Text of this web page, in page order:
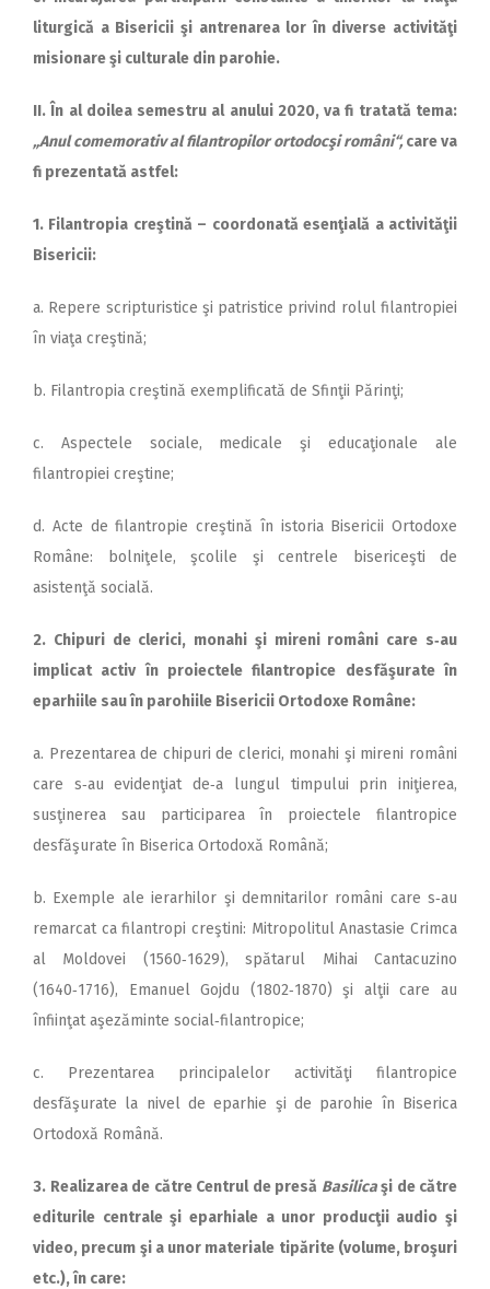
liturgică a Bisericii şi antrenarea lor în diverse activităţi
misionare şi culturale din parohie.
II. În al doilea semestru al anului 2020, va fi tratată tema:
„Anul comemorativ al filantropilor ortodocşi români“,care va
fi prezentată astfel:
1. Filantropia creştină – coor­donată esenţială a activităţii
Bisericii:
a. Repere scripturistice şi patristice privind rolul filantropiei
în viaţa creştină;
b. Filantropia creştină exemplificată de Sfinţii Părinţi;
c. Aspectele sociale, medicale şi educaţionale ale
filantropiei creştine;
d. Acte de filantropie creştină în istoria Bisericii Or­to­doxe
Române: bolniţele, şcolile şi centrele bisericeşti de
asistenţă socială.
2. Chipuri de clerici, monahi şi mireni români care s‑au
implicat activ în proiectele filantropice desfăşurate în
eparhiile sau în parohiile Bisericii Ortodoxe Ro­mâne:
a. Prezentarea de chipuri de clerici, monahi şi mireni români
care s‑au evidenţiat de‑a lungul timpului prin iniţierea,
susţinerea sau participarea în proiectele filantropice
desfăşurate în Biserica Ortodoxă Română;
b. Exemple ale ierarhilor şi demnitarilor români care s‑au
remarcat ca filantropi creştini: Mitropolitul Anastasie Crimca
al Moldovei (1560‑1629), spătarul Mihai Cantacuzino
(1640‑1716), Emanuel Gojdu (1802‑1870) şi alţii care au
înfiinţat aşezăminte social‑filantropice;
c. Prezentarea principalelor activităţi filantropice
desfăşurate la nivel de eparhie şi de parohie în Biserica
Ortodoxă Română.
3. Realizarea de către Centrul de presă Basilicaşi de către
editurile centrale şi eparhiale a unor producţii audio şi
video, precum şi a unor materiale tipărite (volume, broşuri
etc.), în care: